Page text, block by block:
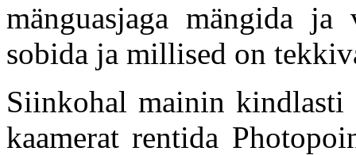
mänguasjaga mängida
sobida ja millised on
Siinkohal mainin kindlasti
kaamerat rentida